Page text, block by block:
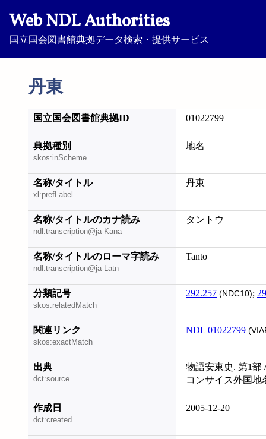
Web NDL Authorities
国立国会図書館典拠データ検索・提供サービス
丹東
国立国会図書館典拠ID 01022799
典拠種別
skos:inScheme
地名
名称/タイトル
xl:prefLabel
丹東
名称/タイトルのカナ読み
ndl:transcription@ja-Kana
タントウ
名称/タイトルのローマ字読み
ndl:transcription@ja-Latn
Tanto
分類記号
skos:relatedMatch
292.257 (NDC10);
関連リンク
skos:exactMatch
NDL|01022799
出典
dct:source
物語安東史. 第1部
コンサイス外国地
作成日
dct:created
2005-12-20